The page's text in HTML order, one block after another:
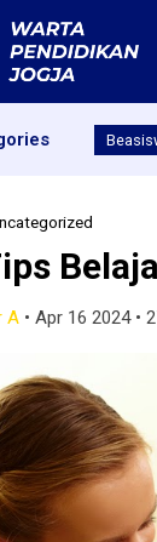
A • Apr 16 2024•